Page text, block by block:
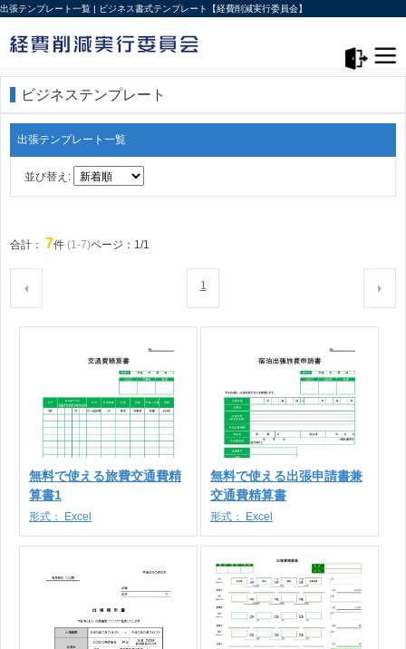
出張テンプレート一覧 | ビジネス書式テンプレート【経費削減実行委員会】
ビジネステンプレート
出張テンプレート一覧
並び替え:
合計： 7件 (1-7)ページ：1/1
1
無料で使える旅費交通費精
算書1
形式： Excel
無料で使える出張申請書兼
交通費精算書
形式： Excel